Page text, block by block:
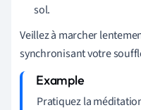
sol.
Veillez à marcher
synchronisant votre
Pratiquez la